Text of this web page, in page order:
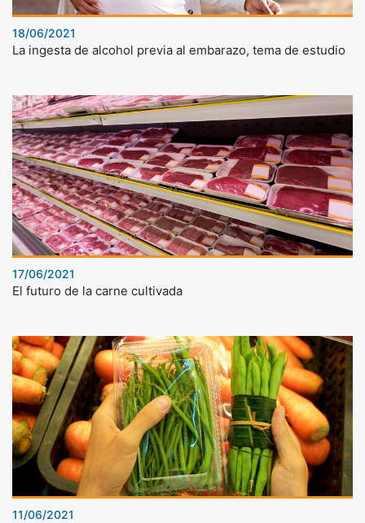
18/06/2021
La ingesta de alcohol previa al embarazo, tema de estudio
17/06/2021
El futuro de la carne cultivada
11/06/2021